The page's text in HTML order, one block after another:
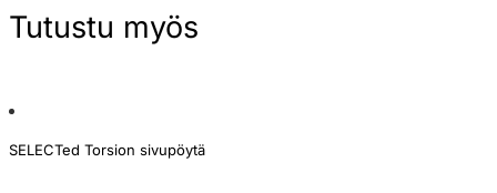
Tutustu myös
SELECTed Torsion sivupöytä